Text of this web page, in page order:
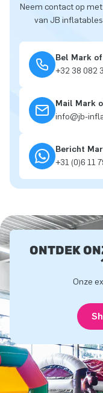
Neem contact op
van JB
Bel Mark
+32 38 082
Mail Mark
info@jb-
Bericht
+31 (0)6 11
ONTDEK
Onze